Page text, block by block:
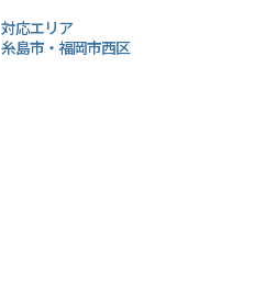
対応エリア
糸島市・福岡市西区